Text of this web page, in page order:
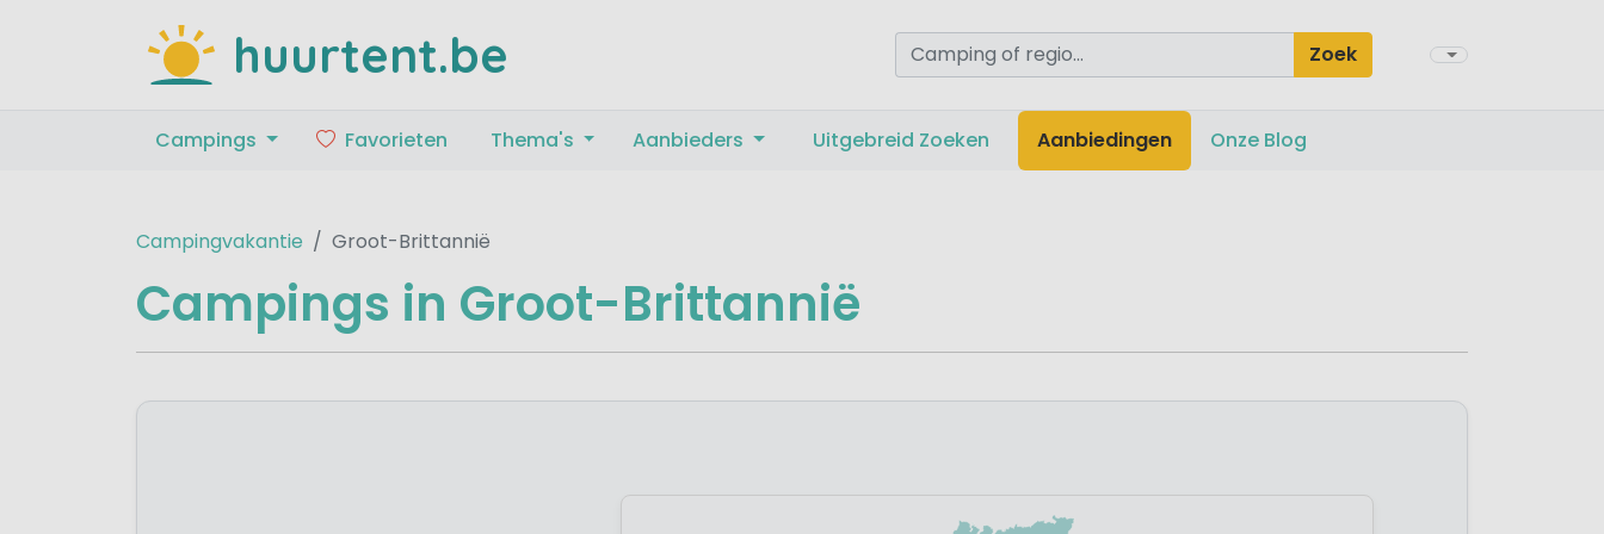
huurtent.be Zoek
Campings Favorieten Thema's Aanbieders Uitgebreid Zoeken Aanbiedingen Onze Blog
Campingvakantie Groot-Brittannië
Campings in Groot-Brittannië